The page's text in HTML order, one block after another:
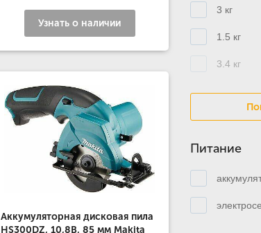
Узнать о наличии
Аккумуляторная дисковая пила
HS300DZ, 10,8В, 85 мм Makita
3 кг
1.5 кг
3.4 кг
Питание